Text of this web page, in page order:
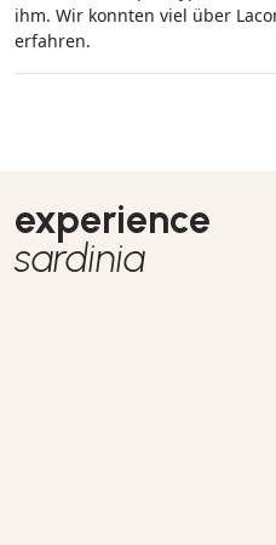
ihm. Wir konnten viel über
erfahren.
experience
sardinia